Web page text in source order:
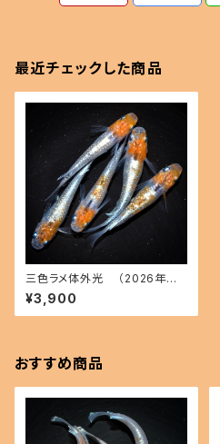
最近チェックした商品
三色ラメ体外光 （2026年産
まれ） オス2 メス3(現物出品) ik
ahoff C-0605-50749-a
¥3,900
おすすめ商品